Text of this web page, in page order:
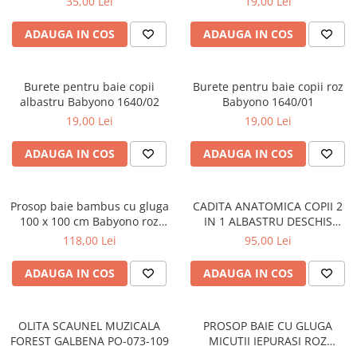
ADAUGA IN COS ADAUGA IN COS
Burete pentru baie copii
albastru Babyono 1640/02
19,00 Lei
ADAUGA IN COS
Burete pentru baie copii roz
Babyono 1640/01
19,00 Lei
ADAUGA IN COS
Prosop baie bambus cu gluga
100 x 100 cm Babyono roz
1553/01
118,00 Lei
ADAUGA IN COS
CADITA ANATOMICA COPII 2
IN 1 ALBASTRU DESCHIS
TEGABABY TG-011-101
95,00 Lei
ADAUGA IN COS
OLITA SCAUNEL MUZICALA
FOREST GALBENA PO-073-109
PROSOP BAIE CU GLUGA
MICUTII IEPURASI ROZ